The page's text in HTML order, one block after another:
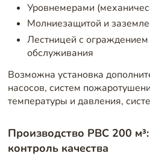
Уровнемерами
Молниезащитой и
Лестницей с
обслуживания
Возможна установка
насосов, систем
температуры и давления,
Производство РВС 200
контроль качества